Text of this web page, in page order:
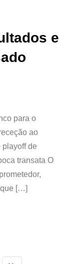
e
para o
ao
playoff de
transata O
que […]